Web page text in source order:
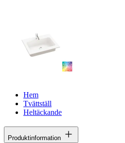
Hem
Tvättställ
Heltäckande
Produktinformation